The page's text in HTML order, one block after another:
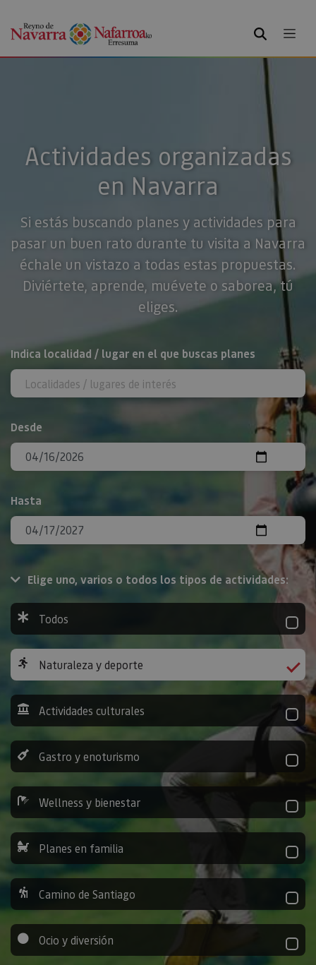
BUSCAR
Actividades organizadas
en Navarra
Si estás buscando planes y actividades para
pasar un buen rato durante tu visita a Navarra
échale un vistazo a todas estas propuestas.
Diviértete, aprende, muévete o saborea, tú
eliges.
BUSCAR
Indica localidad / lugar en el que buscas planes
Desde
Hasta
Elige uno, varios o todos los tipos de actividades:
Todos
Naturaleza y deporte
Actividades culturales
Gastro y enoturismo
Wellness y bienestar
Planes en familia
Camino de Santiago
Ocio y diversión